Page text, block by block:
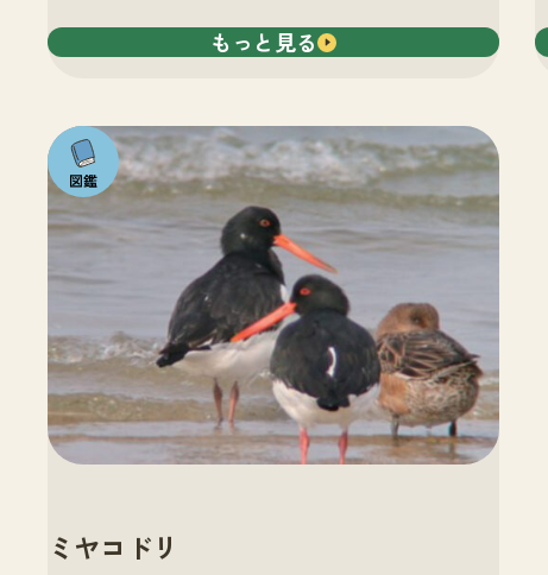
もっと見る
注目の
いきも
の
ミヤコドリ